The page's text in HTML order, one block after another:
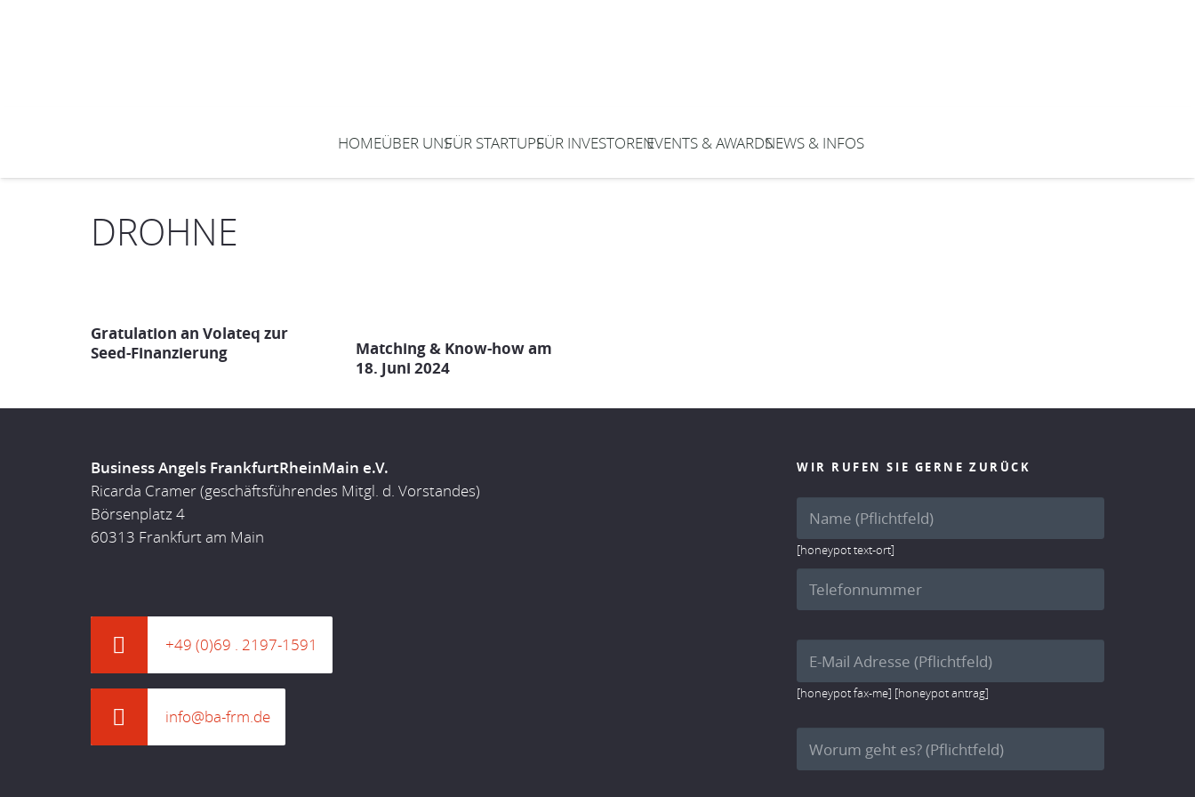
HOMEÜBER UNSFÜR STARTUPSFÜR INVESTORENEVENTS & AWARDSNEWS & INFOS
DROHNE
Gratulation an Volateq zur
Seed-Finanzierung
Matching & Know-how am
18. Juni 2024
Business Angels FrankfurtRheinMain e.V.
Ricarda Cramer (geschäftsführendes Mitgl. d. Vorstandes)
Börsenplatz 4
60313 Frankfurt am Main
+49 (0)69 . 2197-1591
info@ba-frm.de
WIR RUFEN SIE GERNE ZURÜCK
[honeypot text-ort]
[honeypot fax-me] [honeypot antrag]